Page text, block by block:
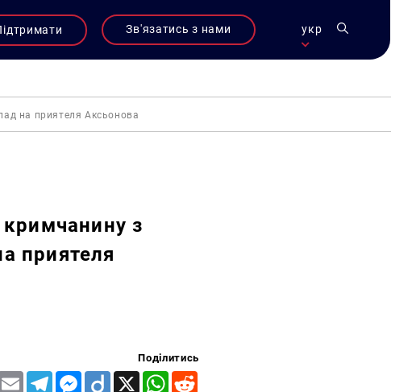
Зв'язатись з нами укр
на приятеля Аксьонова
з
приятеля
Поділитись
Email TelegramMessenger
Diigo X WhatsApp